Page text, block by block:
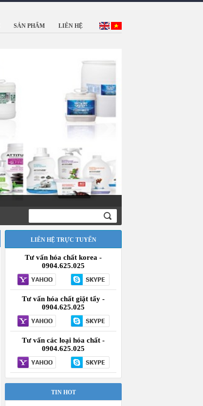
SẢN PHẨM LIÊN HỆ
LIÊN HỆ TRỰC TUYẾN
Tư vấn hóa chất korea -
0904.625.025
Tư vấn hóa chất giặt tẩy -
0904.625.025
Tư vấn các loại hóa chất -
0904.625.025
TIN HOT